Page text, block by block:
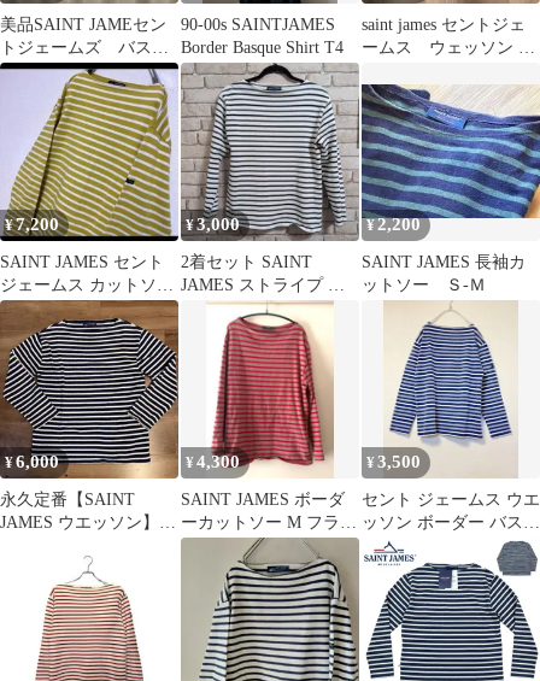
美品SAINT JAMEセン
トジェームズ バス
ク ボーダー Tシャ
ツ カットソー
90-00s SAINTJAMES
Border Basque Shirt T4
saint james セントジェ
ームス ウェッソン M
¥7,200
SAINT JAMES セント
ジェームス カットソー
ボーダー ウェッソン
¥3,000
2着セット SAINT
JAMES ストライプ 長
袖カットソー
¥2,200
SAINT JAMES 長袖カ
ットソー Ｓ-Ｍ
¥6,000
永久定番【SAINT
JAMES ウエッソン】サ
¥4,300
SAINT JAMES ボーダ
ーカットソー M フラン
ス製
¥3,500
セント ジェームス ウエ
ッソン ボーダー バスク
シャツ フランス製 80〜
90s